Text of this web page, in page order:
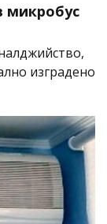
микробус
изградено